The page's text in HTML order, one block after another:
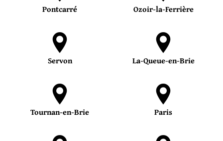
Pontcarré Ozoir-la-Ferrière
Servon La-Queue-en-Brie
Tournan-en-Brie Paris